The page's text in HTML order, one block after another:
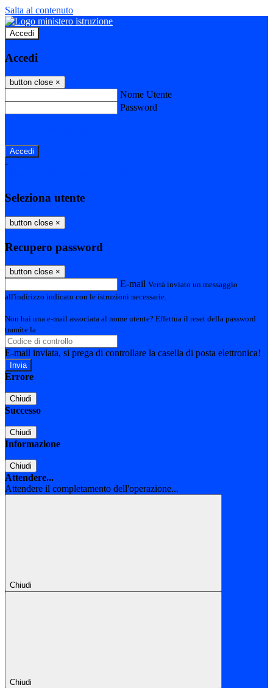
Salta al contenuto
Accedi
Accedi
button close ×
Nome Utente
Password
-
Seleziona utente
button close ×
Recupero password
button close ×
E-mail Verrà inviato un messaggio
all'indirizzo indicato con le istruzioni necessarie.
Non hai una e-mail associata al nome utente? Effettua il reset della password
tramite la
E-mail inviata, si prega di controllare la casella di posta elettronica!
Errore
Chiudi
Successo
Chiudi
Informazione
Chiudi
Attendere...
Attendere il completamento dell'operazione...
Chiudi
Chiudi